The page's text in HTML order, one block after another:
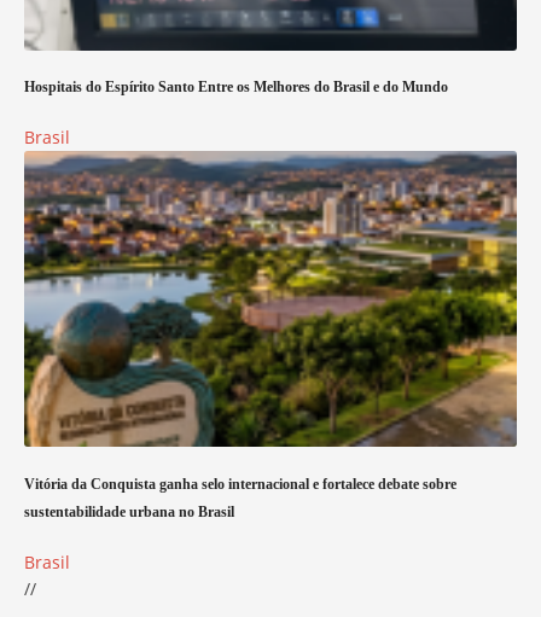
Hospitais do Espírito Santo Entre os Melhores do Brasil e do Mundo
Brasil
Vitória da Conquista ganha selo internacional e fortalece debate sobre
sustentabilidade urbana no Brasil
Brasil
//